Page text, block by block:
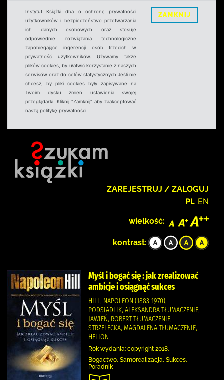
Instytut Książki dba o ochronę prywatności
użytkowników i bezpieczeństwo przetwarzania
ich danych osobowych oraz stosuje
odpowiednie rozwiązania technologiczne
zapobiegające ingerencji osób trzecich w
prywatność użytkowników. Używamy także
plików cookies, by ułatwić korzystanie z naszych
serwisów oraz do celów statystycznych.Jeśli nie
chcesz, by pliki cookies były zapisywane na
Twoim dysku zmień ustawienia swojej
przeglądarki. Kliknij "Zamknij" aby zaakceptować
naszą politykę prywatności.
ZAMKNIJ
ZAREJESTRUJ / ZALOGUJ
PL EN
wielkość:
kontrast:
Myśl i bogać się : jak zrealizować
ambicje i osiągnąć sukces
HILL, NAPOLEON (1883-1970),
PODSIADLIK, ALEKSANDRA TŁUMACZENIE,
JAWIEŃ, ROBERT TŁUMACZENIE,
STRZELECKA, MAGDALENA TŁUMACZENIE,
HELION
Rok wydania: copyright 2018.
Bogactwo, Samorealizacja, Sukces,
Poradnik